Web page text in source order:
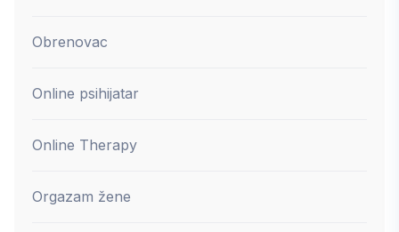
Obrenovac
Online psihijatar
Online Therapy
Orgazam žene